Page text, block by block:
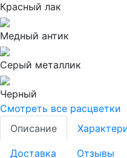
Красный лак
Медный антик
Серый металлик
Черный
Смотреть все расцветки
Описание
Доставка
Отзывы